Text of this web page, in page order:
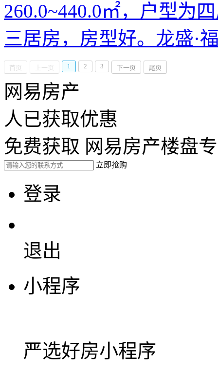
260.0~440.0㎡，户型为
三居房，房型好。龙盛·
首页 上一页 1 2 3 下一页 尾页
网易房产
人已获取优惠
免费获取 网易房产楼盘
立即抢购
登录
退出
小程序
严选好房小程序